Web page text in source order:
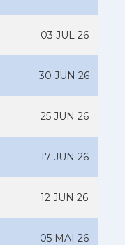
03 JUL 26
30 JUN 26
25 JUN 26
17 JUN 26
12 JUN 26
05 MAI 26